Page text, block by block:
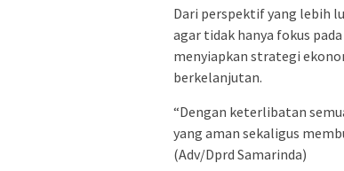
Dari perspektif yang lebih
agar tidak hanya fokus
menyiapkan strategi
berkelanjutan.
“Dengan keterlibatan
yang aman sekaligus
(Adv/Dprd Samarinda)